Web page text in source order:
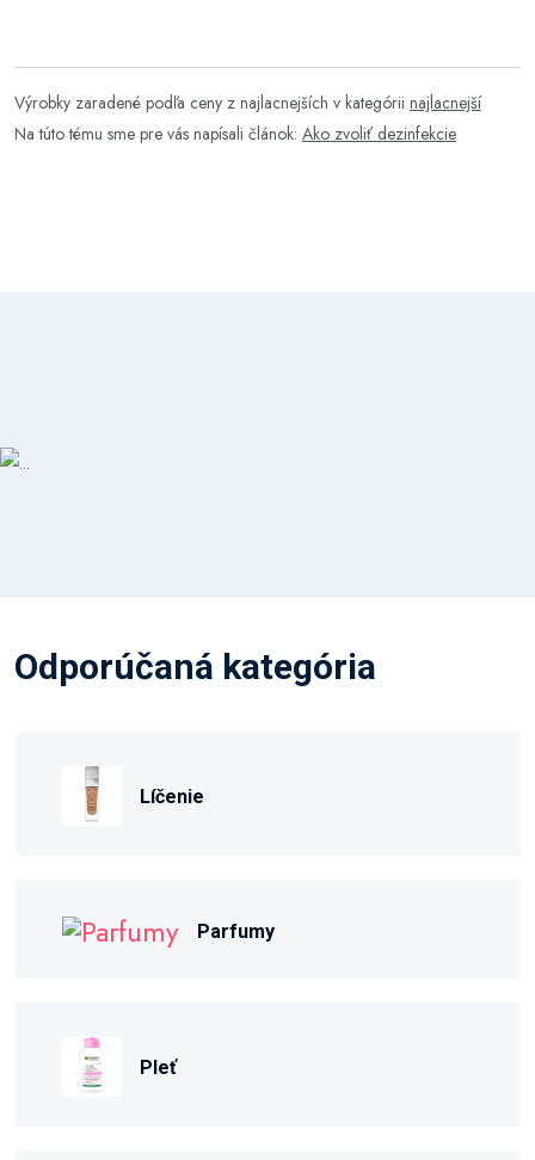
Výrobky zaradené podľa ceny z najlacnejších v kategórii najlacnejší
Na túto tému sme pre vás napísali článok: Ako zvoliť dezinfekcie
Odporúčaná kategória
Líčenie
Parfumy
Pleť